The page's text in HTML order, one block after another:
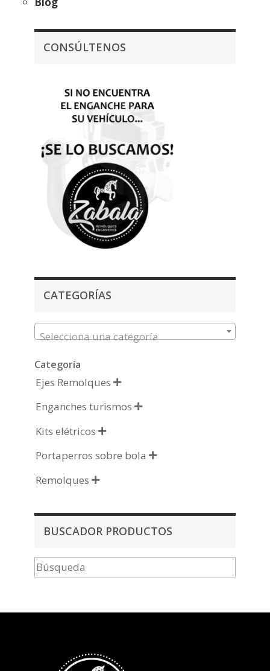
CONSÚLTENOS
CATEGORÍAS
Selecciona una categoría
Categoría
Ejes Remolques 
Enganches turismos 
Kits elétricos 
Portaperros sobre bola 
Remolques 
BUSCADOR PRODUCTOS